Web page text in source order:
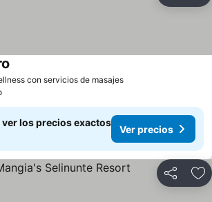
con servicios de masajes
los precios exactos
Ver precios
Compartir